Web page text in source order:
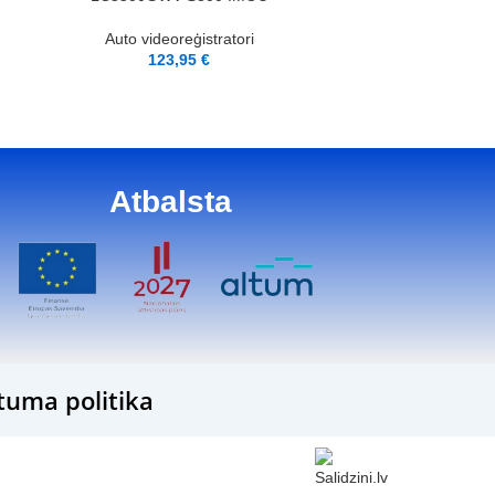
Auto videoreģistratori
123,95 €
Atbalsta
politika